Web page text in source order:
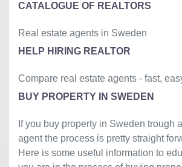
CATALOGUE OF REALTORS
Real estate agents in Sweden
HELP HIRING REALTOR
Compare real estate agents - fast,
BUY PROPERTY IN SWEDEN
If you buy property in Sweden trough
agent the process is pretty straight
Here is some useful information to